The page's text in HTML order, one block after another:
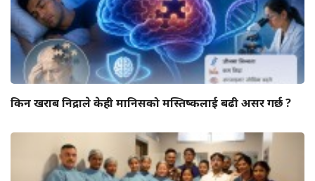
किन खराब निद्राले केही मानिसको मस्तिष्कलाई बढी असर गर्छ ?